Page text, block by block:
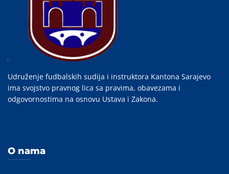
Udruženje fudbalskih sudija i instruktora Kantona Sarajevo
ima svojstvo pravnog lica sa pravima, obavezama i
odgovornostima na osnovu Ustava i Zakona.
O nama